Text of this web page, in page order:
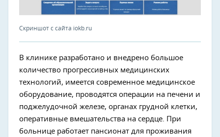
Скриншот с сайта iokb.ru
В клинике разработано и внедрено большое
количество прогрессивных медицинских
технологий, имеется современное медицинское
оборудование, проводятся операции на печени и
поджелудочной железе, органах грудной клетки,
оперативные вмешательства на сердце. При
больнице работает пансионат для проживания